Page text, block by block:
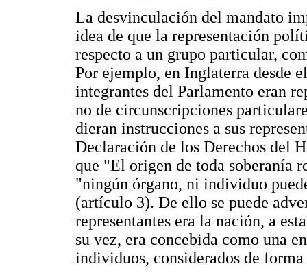
La desvinculación del mandato
idea de que la representación
respecto a un grupo particular,
Por ejemplo, en Inglaterra desde
integrantes del Parlamento eran
no de circunscripciones
dieran instrucciones a sus
Declaración de los Derechos del
que "El origen de toda soberanía
"ningún órgano, ni individuo
(artículo 3). De ello se puede
representantes era la nación, a
su vez, era concebida como una
individuos, considerados de